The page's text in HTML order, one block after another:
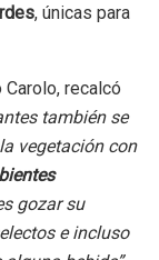
, únicas para
recalcó
también se
vegetación con
gozar su
e incluso